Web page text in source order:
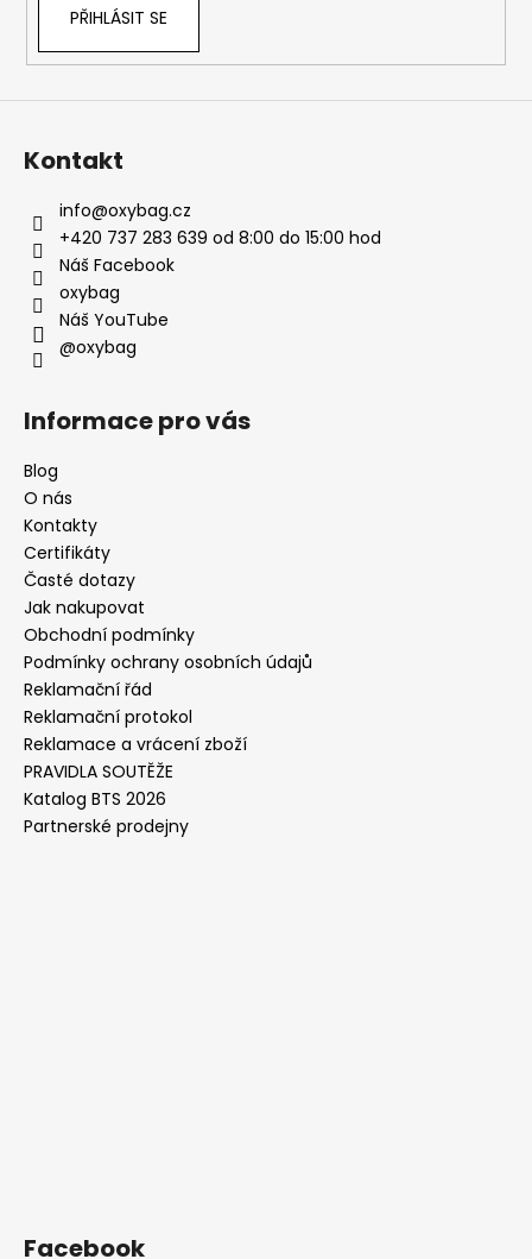
PŘIHLÁSIT SE
Kontakt
info@oxybag.cz
+420 737 283 639 od 8:00 do 15:00 hod
Náš Facebook
oxybag
Náš YouTube
@oxybag
Informace pro vás
Blog
O nás
Kontakty
Certifikáty
Časté dotazy
Jak nakupovat
Obchodní podmínky
Podmínky ochrany osobních údajů
Reklamační řád
Reklamační protokol
Reklamace a vrácení zboží
PRAVIDLA SOUTĚŽE
Katalog BTS 2026
Partnerské prodejny
Facebook